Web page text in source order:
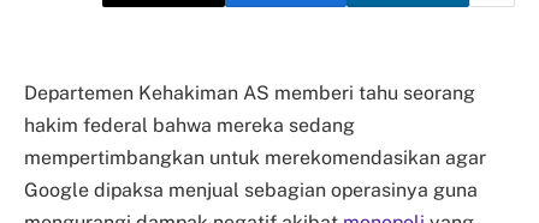
Departemen Kehakiman AS memberi tahu seorang
hakim federal bahwa mereka sedang
mempertimbangkan untuk merekomendasikan agar
Google dipaksa menjual sebagian operasinya guna